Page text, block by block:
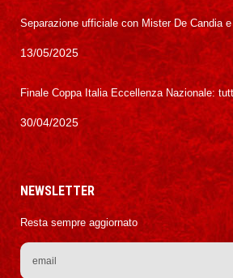
Separazione ufficiale con Mister De Candia
13/05/2025
Finale Coppa Italia Eccellenza Nazionale:
30/04/2025
NEWSLETTER
Resta sempre aggiornato